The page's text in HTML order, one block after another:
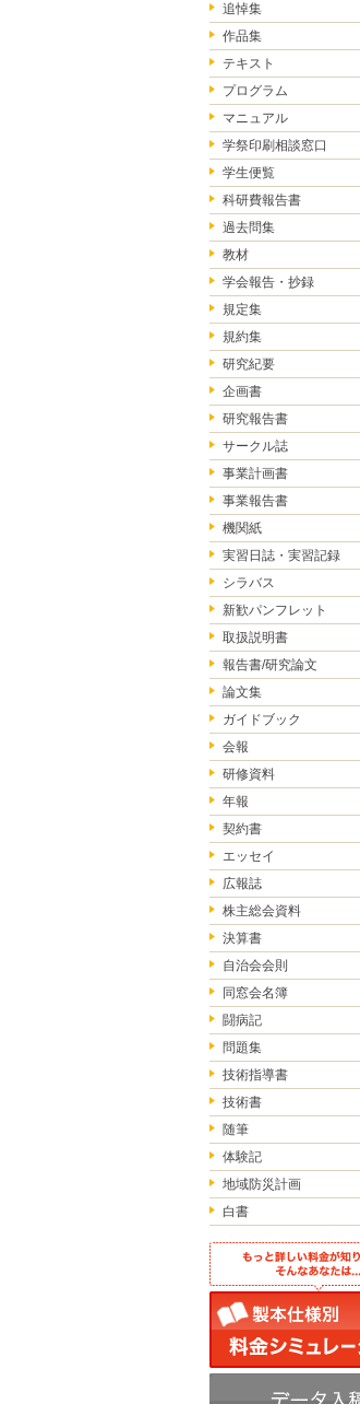
追悼集
作品集
テキスト
プログラム
マニュアル
学祭印刷相談窓口
学生便覧
科研費報告書
過去問集
教材
学会報告・抄録
規定集
規約集
研究紀要
企画書
研究報告書
サークル誌
事業計画書
事業報告書
機関紙
実習日誌・実習記録
シラバス
新歓パンフレット
取扱説明書
報告書/研究論文
論文集
ガイドブック
会報
研修資料
年報
契約書
エッセイ
広報誌
株主総会資料
決算書
自治会会則
同窓会名簿
闘病記
問題集
技術指導書
技術書
随筆
体験記
地域防災計画
白書